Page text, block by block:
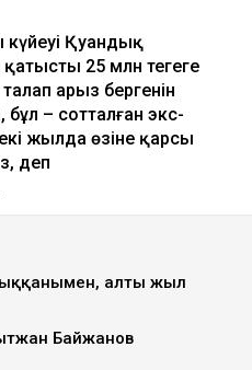
Қуандық
25 млн теңгеге
арыз бергенін
– сотталған экс-
екі жылда өзіне қарсы
деп
алты жыл
Байжанов